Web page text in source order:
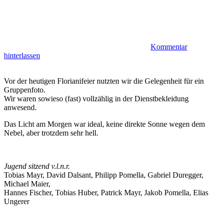
Kommentar
hinterlassen
Vor der heutigen Florianifeier nutzten wir die Gelegenheit für ein
Gruppenfoto.
Wir waren sowieso (fast) vollzählig in der Dienstbekleidung
anwesend.
Das Licht am Morgen war ideal, keine direkte Sonne wegen dem
Nebel, aber trotzdem sehr hell.
Jugend sitzend v.l.n.r.
Tobias Mayr, David Dalsant, Philipp Pomella, Gabriel Duregger,
Michael Maier,
Hannes Fischer, Tobias Huber, Patrick Mayr, Jakob Pomella, Elias
Ungerer